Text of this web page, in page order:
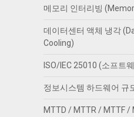
메모리 인터리빙
데이터센터 액체 냉각
Cooling)
ISO/IEC 25010 (소프트
정보시스템 하드웨어 규
MTTD / MTTR / MTTF /